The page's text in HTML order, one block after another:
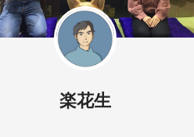
楽花生